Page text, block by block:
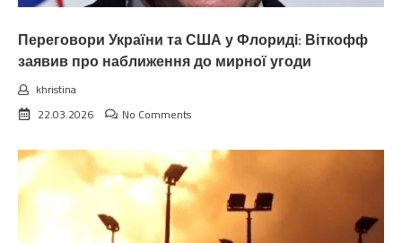
Переговори України та США у Флориді: Віткофф
заявив про наближення до мирної угоди
khristina
22.03.2026
No Comments